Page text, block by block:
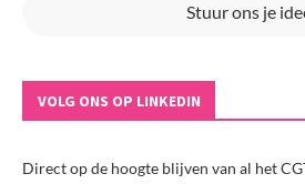
Stuur ons je
VOLG ONS OP LINKEDIN
Direct op de hoogte blijven van al het